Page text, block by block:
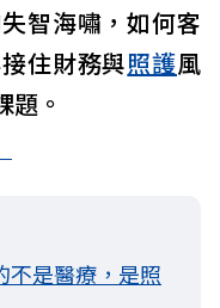
智海嘯，如何客
住財務與照護風
題。
不是醫療，是照